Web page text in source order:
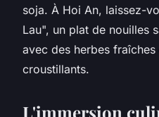
soja. À Hoi An, laissez-
Lau", un plat de nouilles
avec des herbes
croustillants.
L'immersion